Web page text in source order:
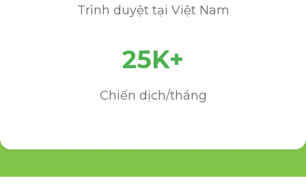
Trình duyệt tại Việt Nam
25K+
Chiến dịch/tháng